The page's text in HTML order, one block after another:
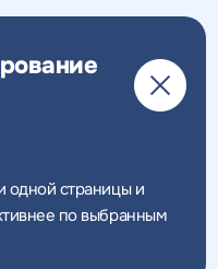
одной страницы и
по выбранным